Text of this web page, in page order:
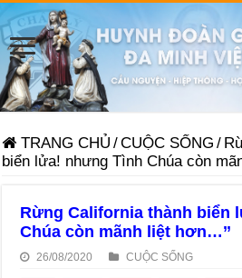
TRANG CHỦ /CUỘC SỐNG /
biển lửa! nhưng Tình Chúa còn
Rừng California thành biển
Chúa còn mãnh liệt hơn…’’
26/08/2020 CUỘC SỐNG